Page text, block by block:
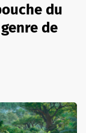
du
de